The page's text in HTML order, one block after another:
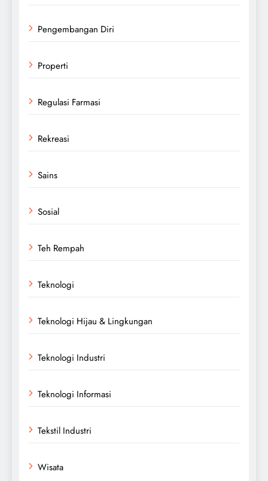
Pengembangan Diri
Properti
Regulasi Farmasi
Rekreasi
Sains
Sosial
Teh Rempah
Teknologi
Teknologi Hijau & Lingkungan
Teknologi Industri
Teknologi Informasi
Tekstil Industri
Wisata